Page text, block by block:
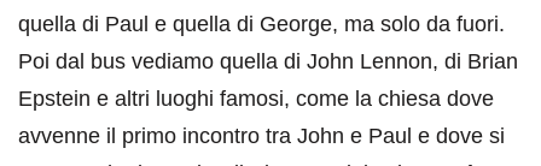
quella di Paul e quella di George, ma solo da fuori.
Poi dal bus vediamo quella di John Lennon, di Brian
Epstein e altri luoghi famosi, come la chiesa dove
avvenne il primo incontro tra John e Paul e dove si